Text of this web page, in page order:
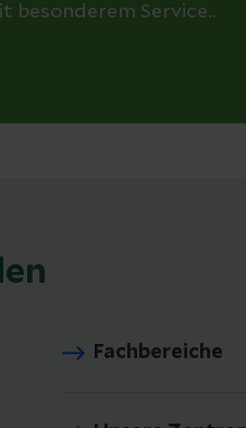
besonderem Service..
Fachbereiche